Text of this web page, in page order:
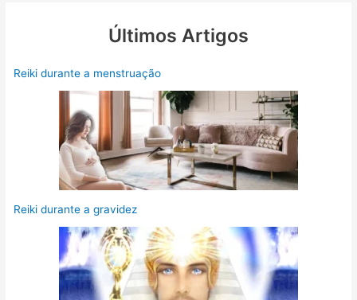
Últimos Artigos
Reiki durante a menstruação
Reiki durante a gravidez